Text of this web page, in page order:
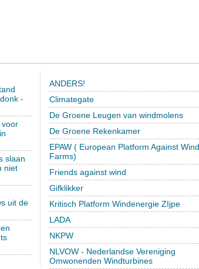
-
voor
slaan
niet
uit de
ANDERS!
Climategate
De Groene Leugen van windmolens
De Groene Rekenkamer
EPAW ( European Platform Against Wind
Farms)
Friends against wind
Gifklikker
Kritisch Platform Windenergie ZIjpe
LADA
NKPW
NLVOW - Nederlandse Vereniging
Omwonenden Windturbines